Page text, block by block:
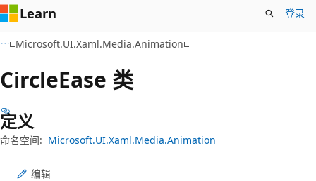
Learn 登录
Microsoft.UI.Xaml.Media.Animation
CircleEase 类
定义
命名空间: Microsoft.UI.Xaml.Media.Animation
编辑